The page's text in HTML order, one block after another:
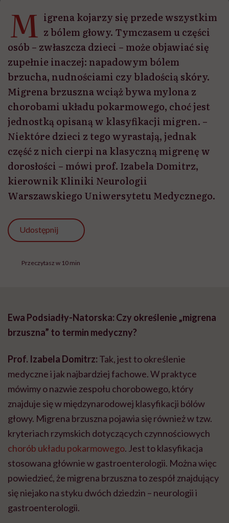
M igrena kojarzy się przede wszystkim
z bólem głowy. Tymczasem u części
osób – zwłaszcza dzieci – może objawiać się
zupełnie inaczej: napadowym bólem
brzucha, nudnościami czy bladością skóry.
Migrena brzuszna wciąż bywa mylona z
chorobami układu pokarmowego, choć jest
jednostką opisaną w klasyfikacji migren. –
Niektóre dzieci z tego wyrastają, jednak
część z nich cierpi na klasyczną migrenę w
dorosłości – mówi prof. Izabela Domitrz,
kierownik Kliniki Neurologii
Warszawskiego Uniwersytetu Medycznego.
Udostępnij
Przeczytasz w 10 min
Ewa Podsiadły-Natorska: Czy określenie „migrena
brzuszna” to termin medyczny?
Prof. Izabela Domitrz: Tak, jest to określenie
medyczne i jak najbardziej fachowe. W praktyce
mówimy o nazwie zespołu chorobowego, który
znajduje się w międzynarodowej klasyfikacji bólów
głowy. Migrena brzuszna pojawia się również w tzw.
kryteriach rzymskich dotyczących czynnościowych
chorób układu pokarmowego. Jest to klasyfikacja
stosowana głównie w gastroenterologii. Można więc
powiedzieć, że migrena brzuszna to zespół znajdujący
się niejako na styku dwóch dziedzin – neurologii i
gastroenterologii.